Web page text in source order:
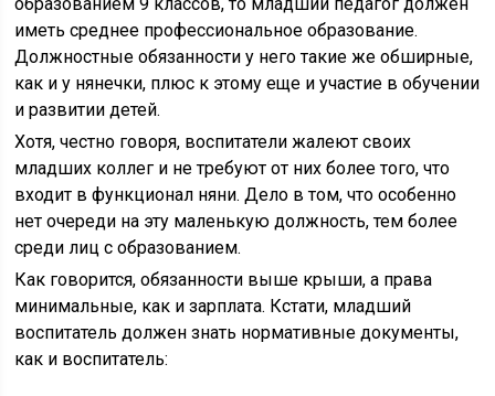
иметь среднее профессиональное образование.
Должностные обязанности у него такие же обширные,
как и у нянечки, плюс к этому еще и участие в обучении
и развитии детей.
Хотя, честно говоря, воспитатели жалеют своих
младших коллег и не требуют от них более того, что
входит в функционал няни. Дело в том, что особенно
нет очереди на эту маленькую должность, тем более
среди лиц с образованием.
Как говорится, обязанности выше крыши, а права
минимальные, как и зарплата. Кстати, младший
воспитатель должен знать нормативные документы,
как и воспитатель: